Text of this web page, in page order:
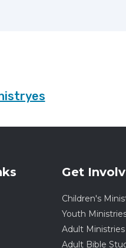
Get
Children's
Youth
Adult Ministries
Adult Bible